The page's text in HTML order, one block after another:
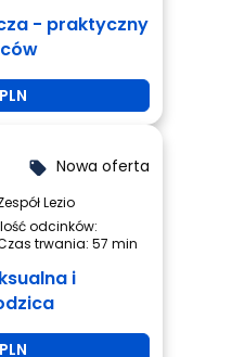
- praktyczny
local_offer Nowa oferta
Lezio
odcinków:
trwania: 57 min
i